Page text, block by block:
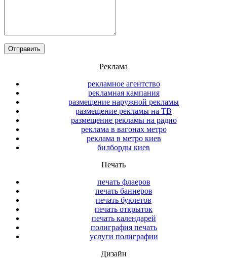
Реклама
рекламное агентство
рекламная кампания
размещение наружной рекламы
размещение рекламы на ТВ
размещение рекламы на радио
реклама в вагонах метро
реклама в метро киев
билборды киев
Печать
печать флаеров
печать баннеров
печать буклетов
печать открыток
печать календарей
полиграфия печать
услуги полиграфии
Дизайн